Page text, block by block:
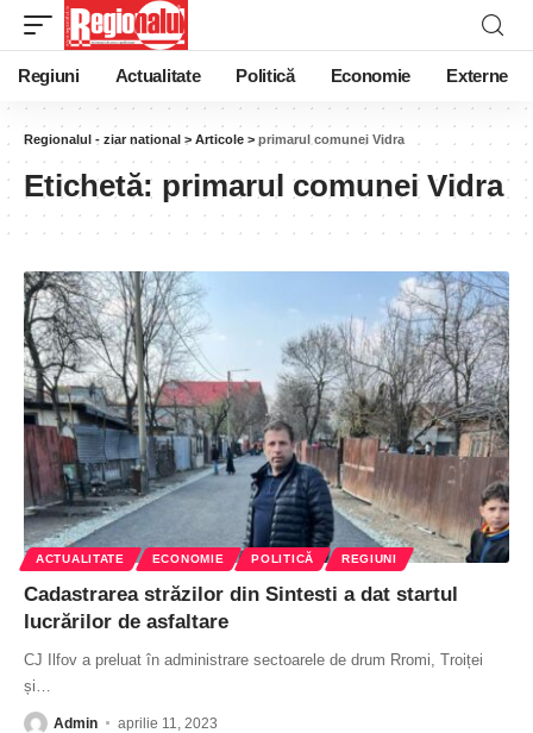
Regiuni Actualitate Politică Economie Externe
Regionalul - ziar national > Articole > primarul comunei Vidra
Etichetă: primarul comunei Vidra
ACTUALITATE ECONOMIE POLITICĂ REGIUNI
Cadastrarea străzilor din Sintesti a dat startul
lucrărilor de asfaltare
CJ Ilfov a preluat în administrare sectoarele de drum Rromi, Troiței
și
Admin aprilie 11, 2023